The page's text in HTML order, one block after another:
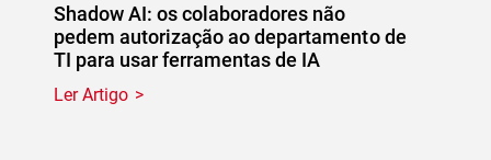
Shadow AI: os colaboradores não
pedem autorização ao departamento de
TI para usar ferramentas de IA
Ler Artigo